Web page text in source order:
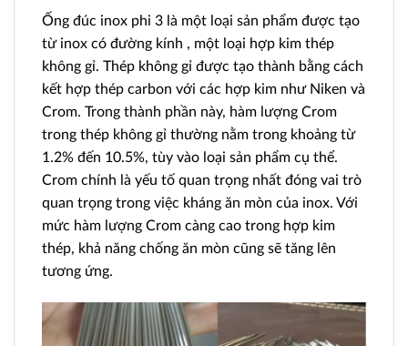
Ống đúc inox phi 3 là một loại sản phẩm được tạo
từ inox có đường kính , một loại hợp kim thép
không gỉ. Thép không gỉ được tạo thành bằng cách
kết hợp thép carbon với các hợp kim như Niken và
Crom. Trong thành phần này, hàm lượng Crom
trong thép không gỉ thường nằm trong khoảng từ
1.2% đến 10.5%, tùy vào loại sản phẩm cụ thể.
Crom chính là yếu tố quan trọng nhất đóng vai trò
quan trọng trong việc kháng ăn mòn của inox. Với
mức hàm lượng Crom càng cao trong hợp kim
thép, khả năng chống ăn mòn cũng sẽ tăng lên
tương ứng.